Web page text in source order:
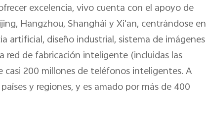
excelencia, vivo cuenta con el apoyo de
Hangzhou, Shanghái y Xi'an, centrándose en
artificial, diseño industrial, sistema de imágenes
de fabricación inteligente (incluidas las
200 millones de teléfonos inteligentes. A
y regiones, y es amado por más de 400